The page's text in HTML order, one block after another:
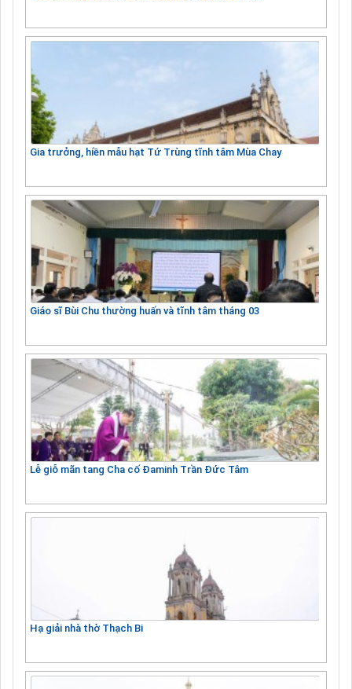
Gia trưởng, hiền mẫu hạt Tứ Trùng tĩnh tâm Mùa Chay
Giáo sĩ Bùi Chu thường huấn và tĩnh tâm tháng 03
Lễ giỗ mãn tang Cha cố Đaminh Trần Đức Tâm
Hạ giải nhà thờ Thạch Bi